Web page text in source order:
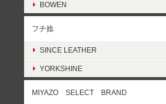
BOWEN
フチ捻
SINCE LEATHER
YORKSHINE
MIYAZO SELECT BRAND